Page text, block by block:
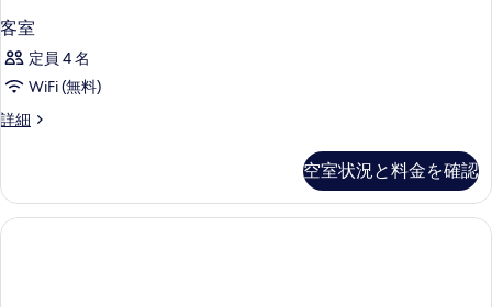
客室
定員 4 名
WiFi (無料)
詳細
客
細
空室状況と料金を確認